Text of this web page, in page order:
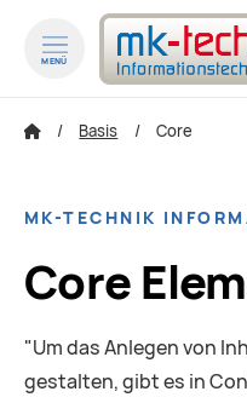
MENÜ
zum Inhalt springen
Basis Core
MK-TECHNIK
Core
"Um das Anlegen von
gestalten, gibt es in